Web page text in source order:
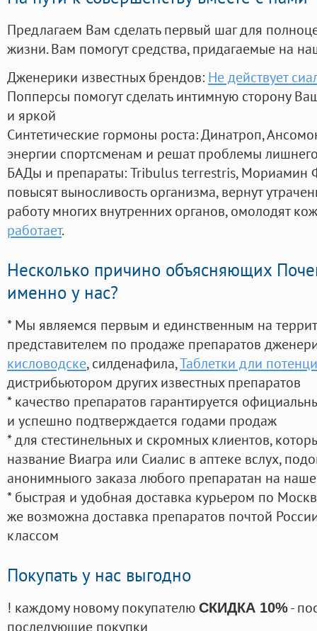
Предлагаем Вам сделать первый шаг для
жизни. Вам помогут средства, придагаемые на
Дженерики известных брендов: Не действует
Попперсы помогут сделать интимную сторону
и яркой
Синтетические гормоны роста: Динатроп,
энергии спортсменам и решат проблемы
БАДы и препараты:Tribulus terrestris, Мориамин
повысят выносливость организма, вернут
работу многих внутренних органов, омолодят
работает.
Несколько причино объясняющих
именно у нас?
* Мы являемся первым и единственным на
представителем по продаже препаратов
кисловодске, силденафила,Таблетки дли
дистрибьютором других известных препаратов
* качество препаратов гарантируется
и успешно подтверждается годами продаж
* для стестинельных и скромных клиентов,
название Виагра или Сиалис в аптеке вслух,
анонимныого заказа любого препаратан на
* быстрая и удобная доставка курьером по
же возможна доставка препаратов почтой
классом
Покупать у нас выгодно
! каждому новому покупателю СКИДКА 10%-
последующие покупки